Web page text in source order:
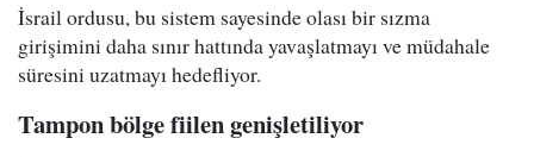
İsrail ordusu, bu sistem sayesinde olası bir sızma
girişimini daha sınır hattında yavaşlatmayı ve müdahale
süresini uzatmayı hedefliyor.
Tampon bölge fiilen genişletiliyor